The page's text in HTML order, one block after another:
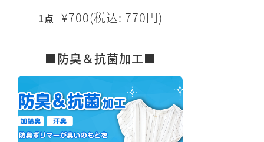
1点 ¥700(税込: 770円)
■防臭＆抗菌加工■